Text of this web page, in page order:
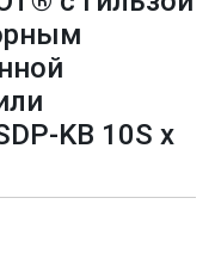
KB 10S x